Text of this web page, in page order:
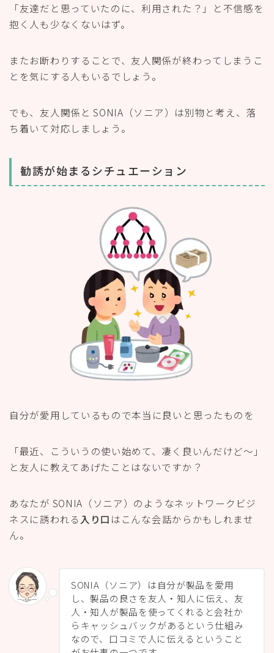
「友達だと思っていたのに、利用された？」と不信感を
抱く人も少なくないはず。
またお断わりすることで、友人関係が終わってしまうこ
とを気にする人もいるでしょう。
でも、友人関係と SONIA（ソニア）は別物と考え、落
ち着いて対応しましょう。
勧誘が始まるシチュエーション
自分が愛用しているもので本当に良いと思ったものを
「最近、こういうの使い始めて、凄く良いんだけど〜」
と友人に教えてあげたことはないですか？
あなたが SONIA（ソニア）のようなネットワークビジ
ネスに誘われる 入り口 はこんな会話からかもしれませ
ん。
SONIA（ソニア）は自分が製品を愛用
し、製品の良さを友人・知人に伝え、友
人・知人が製品を使ってくれると会社か
らキャッシュバックがあるという仕組み
なので、口コミで人に伝えるということ